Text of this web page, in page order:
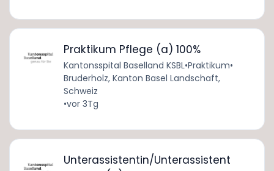
Praktikum Pflege (a) 100%
Kantonsspital Baselland KSBL•Praktikum•
Bruderholz, Kanton Basel Landschaft,
Schweiz
•vor 3Tg
Unterassistentin/Unterassistent